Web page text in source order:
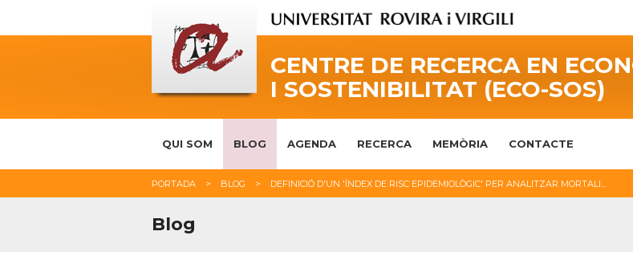
CENTRE DE RECERCA EN
I SOSTENIBILITAT (ECO-SOS)
QUI SOM BLOG AGENDA RECERCA MEMÒRIA CONTACTE
PORTADA BLOG DEFINICIÓ D'UN 'ÍNDEX DE RISC EPIDEMIOLÒGIC' PER ANALITZAR MORTALI...
Blog